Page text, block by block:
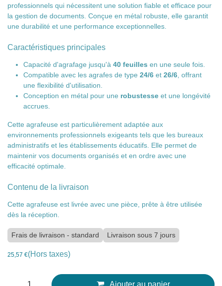
pour les professionnels qui nécessitent une solution fiable
et efficace pour la gestion de documents. Conçue en métal
robuste, elle garantit une durabilité et une performance
Capacité d'agrafage jusqu'à40 feuillesen une seule
fois.
Compatible avec les agrafes de type24/6 et26/6,
offrant une flexibilité d'utilisation.
longévité accrues.
Cette agrafeuse est particulièrement adaptée aux
environnements professionnels exigeants tels que les
bureaux administratifs et les établissements éducatifs. Elle
avec une efficacité optimale.
Contenu de la livraison
utilisée dès la réception.
Frais de livraison - standard
(Hors taxes)